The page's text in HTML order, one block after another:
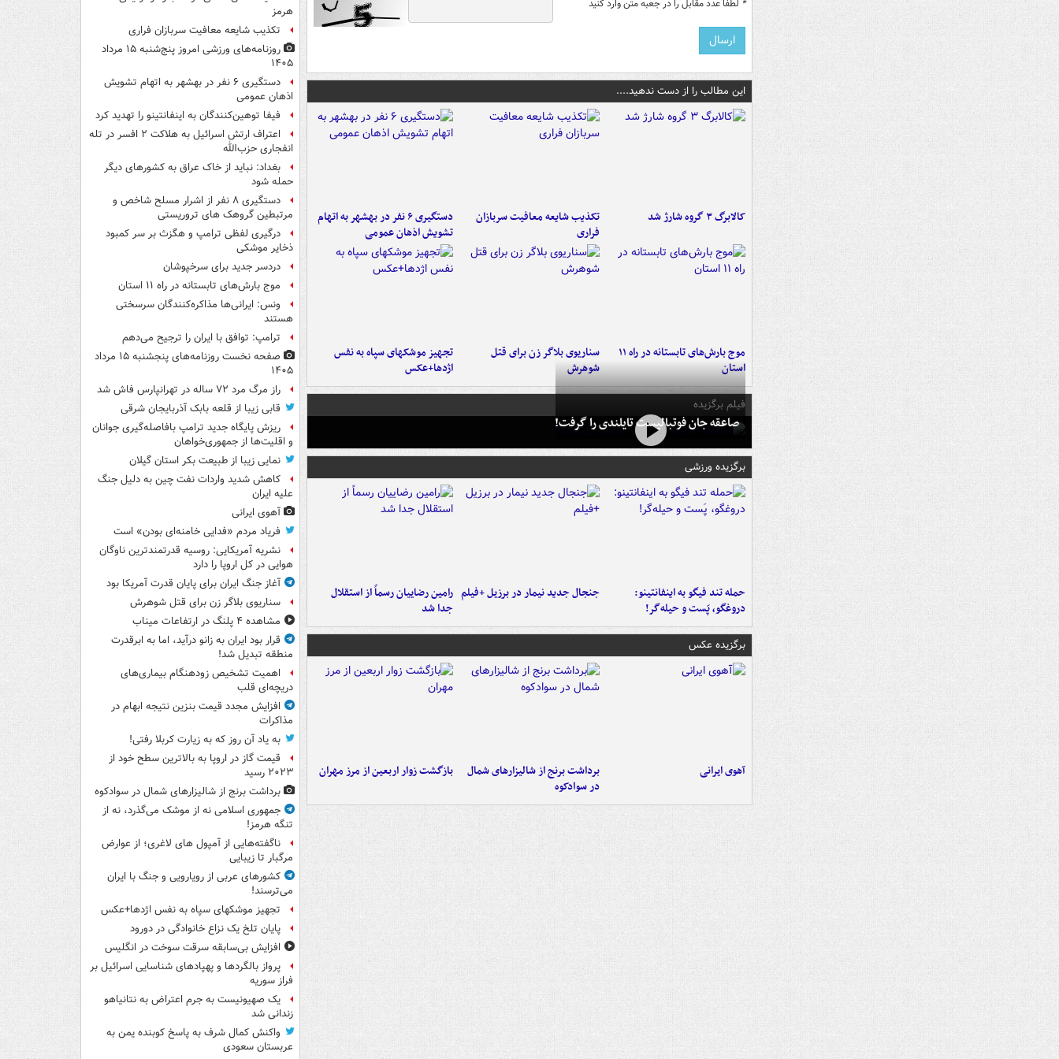
* لطفا عدد مقابل را در جعبه متن وارد کنید
این مطالب را از دست ندهید....
کالابرگ ۳ گروه شارژ شد
تکذیب شایعه معافیت سربازان
فراری
دستگیری ۶ نفر در بهشهر به اتهام
تشویش اذهان عمومی
موج بارش‌های تابستانه در راه ۱۱
استان
سناریوی بلاگر زن برای قتل
شوهرش
تجهیز موشکهای سپاه به نفس
اژدها+عکس
فیلم برگزیده
صاعقه جان فوتبالیست تایلندی را گرفت!
برگزیده ورزشی
حمله تند فیگو به اینفانتینو:
دروغگو، پَست‌ و حیله‌گر!
جنجال جدید نیمار در برزیل +فیلم رامین رضاییان رسماً از استقلال
جدا شد
برگزیده عکس
آهوی ایرانی
برداشت برنج از شالیزارهای شمال
در سوادکوه
بازگشت زوار اربعین از مرز مهران
هرمز
تکذیب شایعه معافیت سربازان فراری
روزنامه‌های ورزشی امروز پنج‌شنبه ۱۵ مرداد
۱۴۰۵
دستگیری ۶ نفر در بهشهر به اتهام تشویش
اذهان عمومی
فیفا توهین‌کنندگان به اینفانتینو را تهدید کرد
اعتراف ارتش اسرائیل به هلاکت ۲ افسر در تله
انفجاری حزب‌الله
بغداد: نباید از خاک عراق به کشورهای دیگر
حمله شود
دستگیری ۸ نفر از اشرار مسلح شاخص و
مرتبطین گروهک های تروریستی
درگیری لفظی ترامپ و هگزث بر سر کمبود
ذخایر موشکی
دردسر جدید برای سرخپوشان
موج بارش‌های تابستانه در راه ۱۱ استان
ونس: ایرانی‌ها مذاکره‌کنندگان سرسختی
هستند
ترامپ: توافق با ایران را ترجیح می‌دهم
صفحه نخست روزنامه‌های پنجشنبه ۱۵ مرداد
۱۴۰۵
راز مرگ مرد ۷۲ ساله در تهرانپارس فاش شد
قابی زیبا از قلعه بابک آذربایجان شرقی
ریزش پایگاه جدید ترامپ بافاصله‌گیری جوانان
و اقلیت‌ها از جمهوری‌خواهان
نمایی زیبا از طبیعت بکر استان گیلان
کاهش شدید واردات نفت چین به دلیل جنگ
علیه ایران
آهوی ایرانی
فریاد مردم «فدایی خامنه‌ای بودن» است
نشریه آمریکایی: روسیه قدرتمندترین ناوگان
هوایی در کل اروپا را دارد
آغاز جنگ ایران برای پایان قدرت آمریکا بود
سناریوی بلاگر زن برای قتل شوهرش
مشاهده ۴ پلنگ در ارتفاعات میناب
قرار بود ایران به زانو درآید، اما به ابرقدرت
منطقه تبدیل شد!
اهمیت تشخیص زودهنگام بیماری‌های
دریچه‌ای قلب
افزایش مجدد قیمت بنزین نتیجه ابهام در
مذاکرات
به یاد آن روز که به زیارت کربلا رفتی!
قیمت گاز در اروپا به بالاترین سطح خود از
۲۰۲۳ رسید
برداشت برنج از شالیزارهای شمال در سوادکوه
جمهوری اسلامی نه از موشک می‌گذرد، نه از
تنگه هرمز!
ناگفته‌هایی از آمپول های لاغری؛ از عوارض
مرگبار تا زیبایی
کشورهای عربی از رویارویی و جنگ با ایران
می‌ترسند!
تجهیز موشکهای سپاه به نفس اژدها+عکس
پایان تلخ یک نزاع خانوادگی در دورود
افزایش بی‌سابقه سرقت سوخت در انگلیس
پرواز بالگردها و پهپادهای شناسایی اسرائیل بر
فراز سوریه
یک صهیونیست به جرم اعتراض به نتانیاهو
زندانی شد
واکنش کمال شرف به پاسخ کوبنده یمن به
عربستان سعودی